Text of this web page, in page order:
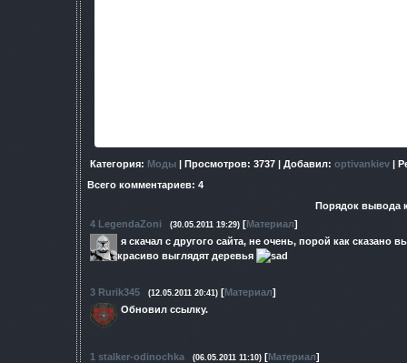
Категория: Моды | Просмотров: 3737 | Добавил: optivankiev |
Всего комментариев: 4
Порядок вывода
4 LegendaZoni (30.05.2011 19:29) [Материал]
я скачал с другого сайта, не очень, порой как
красиво выглядят деревья
3 Rurik345 (12.05.2011 20:41) [Материал]
Обновил ссылку.
1 stalker-odinochka (06.05.2011 11:10) [Материал]